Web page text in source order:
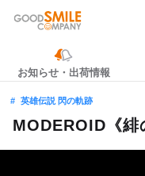
お知らせ・出荷情報
英雄伝説 閃の軌跡
MODEROID《緋